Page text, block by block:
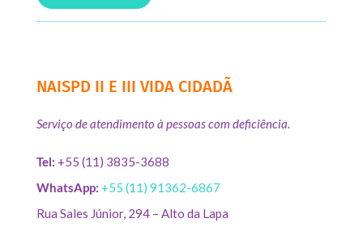
NAISPD II E III VIDA CIDADÃ
Serviço de atendimento à pessoas com deficiência.
Tel: +55 (11) 3835-3688
WhatsApp: +55 (11) 91362-6867
Rua Sales Júnior, 294 – Alto da Lapa